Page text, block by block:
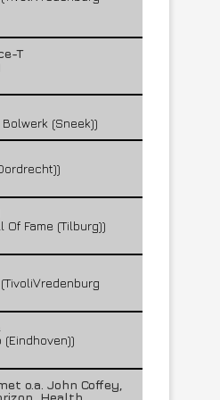
T
(Sneek))
Of Fame (Tilburg))
(Eindhoven))
o.a. John Coffey,
Health